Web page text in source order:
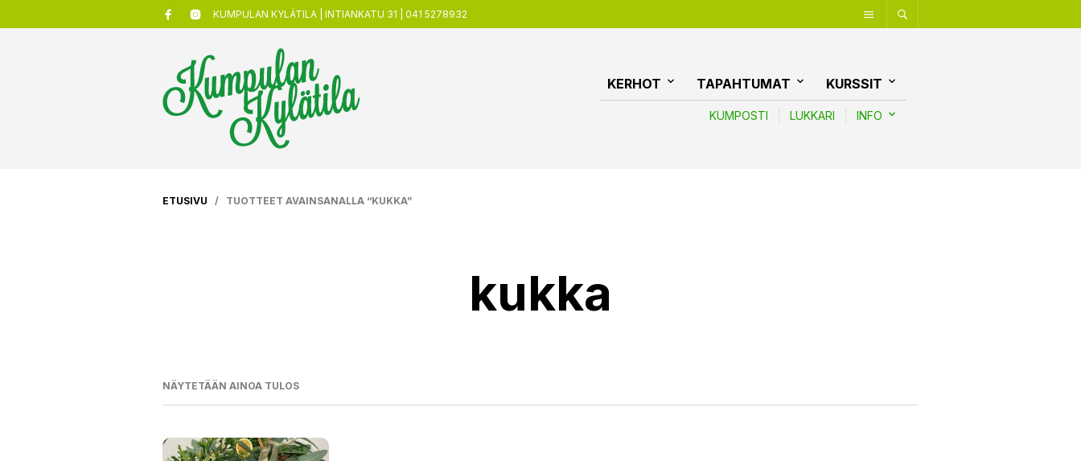
KUMPULAN KYLÄTILA | INTIANKATU 31 | 041 5278932
KERHOT TAPAHTUMAT KURSSIT
KUMPOSTI LUKKARI INFO
ETUSIVU / TUOTTEET AVAINSANALLA “KUKKA”
kukka
NÄYTETÄÄN AINOA TULOS